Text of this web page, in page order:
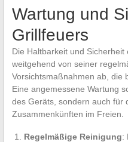
Wartung und
Grillfeuers
Die Haltbarkeit und
weitgehend von seiner
Vorsichtsmaßnahmen ab, die
Eine angemessene Wartung
des Geräts, sondern auch für
Zusammenkünften im Freien.
Regelmäßige Reinigung: